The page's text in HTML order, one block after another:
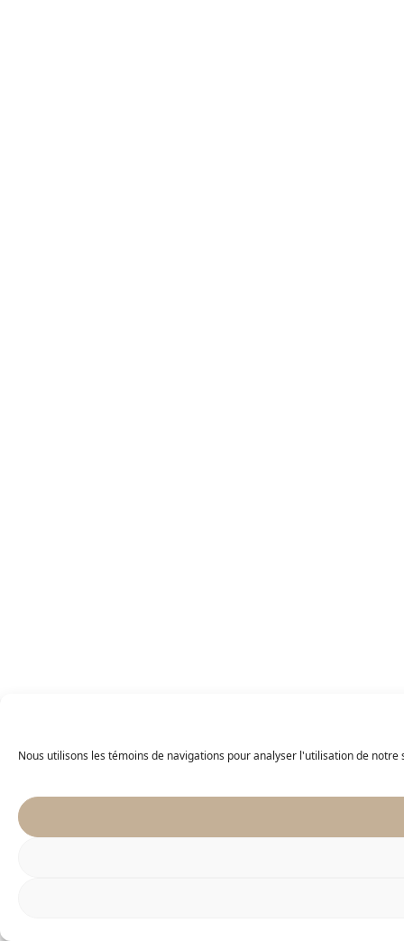
Nous utilisons les témoins de navigations pour analyser l'utilisation de